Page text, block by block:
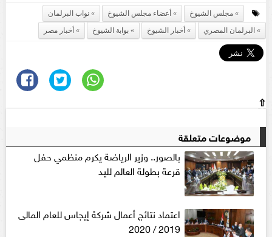
مجلس الشيوخ أعضاء مجلس الشيوخ
نواب البرلمان
البرلمان المصري
أخبار الشيوخ بوابة الشيوخ أخبار مصر
⇧
موضوعات متعلقة
بالصور.. وزير الرياضة يكرم منظمي حفل
قرعة بطولة العالم لليد
اعتماد نتائج أعمال شركة إيجاس للعام المالى
2019 / 2020